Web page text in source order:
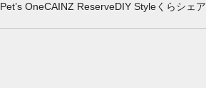
Pet’s OneCAINZ ReserveDIY Styleくらシェア